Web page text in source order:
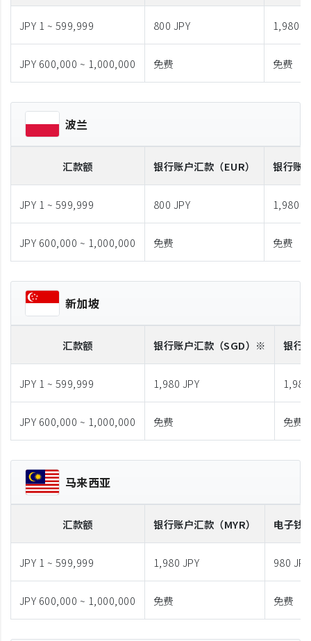
JPY 1 ~ 599,999 800 JPY 1,980
JPY 600,000 ~ 1,000,000 免费 免费
波兰
汇款额 银行账户汇款 （EUR） 银行账
JPY 1 ~ 599,999 800 JPY 1,980
JPY 600,000 ~ 1,000,000 免费 免费
新加坡
汇款额 银行账户汇款 （SGD）※ 银行
JPY 1 ~ 599,999 1,980 JPY
JPY 600,000 ~ 1,000,000 免费 免费
马来西亚
汇款额 银行账户汇款 （MYR） 电子钱
JPY 1 ~ 599,999 1,980 JPY 980 JPY
JPY 600,000 ~ 1,000,000 免费 免费